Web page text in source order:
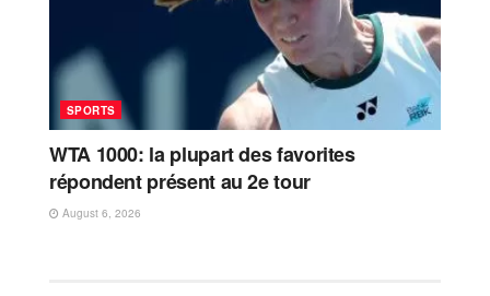
SPORTS
WTA 1000: la plupart des favorites
répondent présent au 2e tour
August 6, 2026